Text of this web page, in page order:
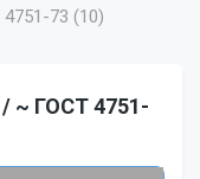
73 (10)
~ ГОСТ 4751-